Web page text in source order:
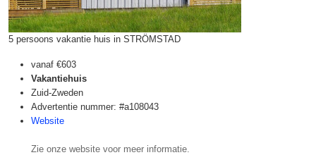
5 persoons vakantie huis in STRÖMSTAD
vanaf €603
Vakantiehuis
Zuid-Zweden
Advertentie nummer: #a108043
Website
Zie onze website voor meer informatie.